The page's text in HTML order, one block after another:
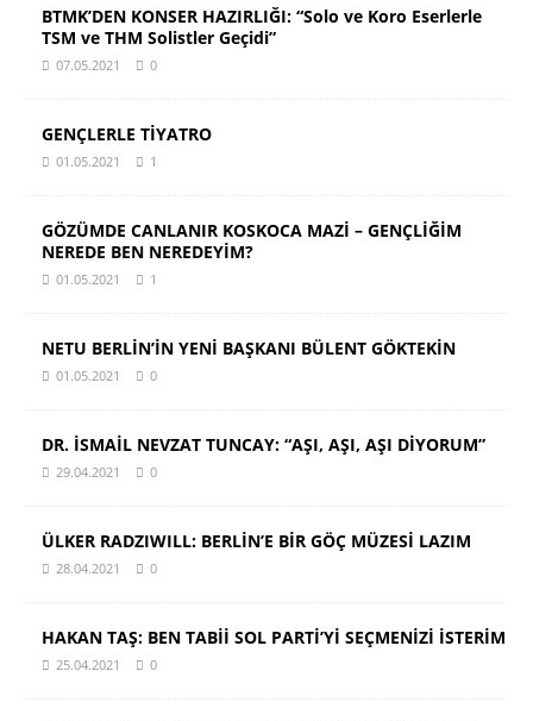
BTMK’DEN KONSER HAZIRLIĞI: “Solo ve Koro Eserlerle
TSM ve THM Solistler Geçidi”
07.05.2021 0
GENÇLERLE TİYATRO
01.05.2021 1
GÖZÜMDE CANLANIR KOSKOCA MAZİ – GENÇLİĞİM
NEREDE BEN NEREDEYİM?
01.05.2021 1
NETU BERLİN’İN YENİ BAŞKANI BÜLENT GÖKTEKİN
01.05.2021 0
DR. İSMAİL NEVZAT TUNCAY: “AŞI, AŞI, AŞI DİYORUM”
29.04.2021 0
ÜLKER RADZIWILL: BERLİN’E BİR GÖÇ MÜZESİ LAZIM
28.04.2021 0
HAKAN TAŞ: BEN TABİİ SOL PARTİ’Yİ SEÇMENİZİ İSTERİM
25.04.2021 0